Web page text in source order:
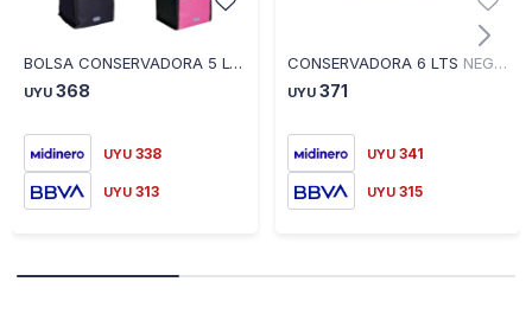
BOLSA CONSERVADORA 5 LTS COLORES SURTIDOS PLEGABLE 12125003612 - SURTIDOS
UYU 368
UYU 338
UYU 313
CONSERVADORA 6 LTS NEGRA 30X20,5X24 12125108200 - NEGRO
UYU 371
UYU 341
UYU 315